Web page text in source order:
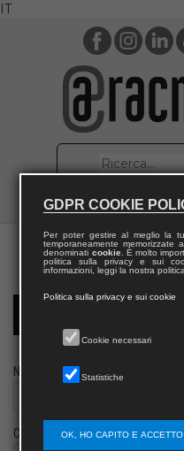
IT
Nome
Cognome
GDPR COOKIE
Per poter gestire al meglio la
temporaneamente memorizzate
denominati cookie. È molto
politica sulla privacy e sui
informazioni, leggi la nostra
Politica sulla privacy e sui cookie
Cookie necessari
Statistiche
OK, HO CAPITO E ACCETTO